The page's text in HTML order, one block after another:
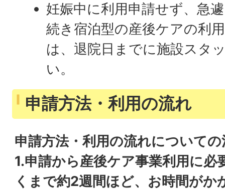
妊娠中に利用申請せず、急
続き宿泊型の産後ケアの利
は、退院日までに施設スタ
い。
申請方法・利用の流れ
申請方法・利用の流れについての
1.申請から産後ケア事業利用に必
くまで約2週間ほど、お時間がか